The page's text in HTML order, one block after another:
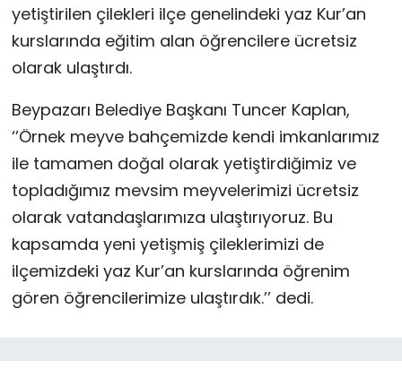
yetiştirilen çilekleri ilçe genelindeki yaz Kur’an
kurslarında eğitim alan öğrencilere ücretsiz
olarak ulaştırdı.
Beypazarı Belediye Başkanı Tuncer Kaplan,
‘’Örnek meyve bahçemizde kendi imkanlarımız
ile tamamen doğal olarak yetiştirdiğimiz ve
topladığımız mevsim meyvelerimizi ücretsiz
olarak vatandaşlarımıza ulaştırıyoruz. Bu
kapsamda yeni yetişmiş çileklerimizi de
ilçemizdeki yaz Kur’an kurslarında öğrenim
gören öğrencilerimize ulaştırdık.’’ dedi.